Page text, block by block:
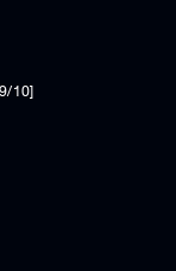
10]
10]